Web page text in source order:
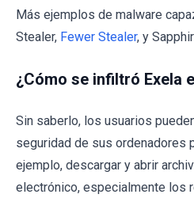
Más ejemplos de malware
Stealer, Fewer Stealer, y
¿Cómo se infiltró Exela
Sin saberlo, los usuarios
seguridad de sus ordenadores
ejemplo, descargar y abrir
electrónico, especialmente los